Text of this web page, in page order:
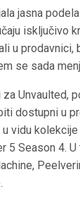
jasna
isključivo
u prodavnici,
se sada
za Unvaulted,
dostupni u
vidu
5 Season 4.